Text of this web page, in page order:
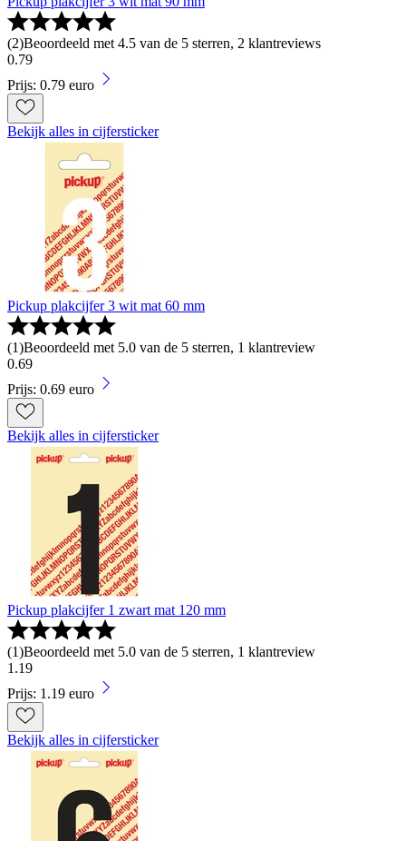
(2)Beoordeeld met 4.5 van de 5 sterren, 2 klantreviews
0.79
Prijs: 0.79 euro
Bekijk alles in cijfersticker
Pickup plakcijfer 3 wit mat 60 mm
(1)Beoordeeld met 5.0 van de 5 sterren, 1 klantreview
0.69
Prijs: 0.69 euro
Bekijk alles in cijfersticker
Pickup plakcijfer 1 zwart mat 120 mm
(1)Beoordeeld met 5.0 van de 5 sterren, 1 klantreview
1 .19
Prijs: 1.19 euro
Bekijk alles in cijfersticker